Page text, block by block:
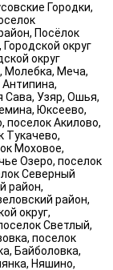
Городки,
Посёлок
округ
округ
Молебка, Меча,
Сава, Узяр, Ошья,
Юксеево,
поселок Акилово,
Тукачево,
Моховое,
Озеро, поселок
Северный
район,
район,
округ,
Светлый,
поселок
Байболовка,
Няшино,